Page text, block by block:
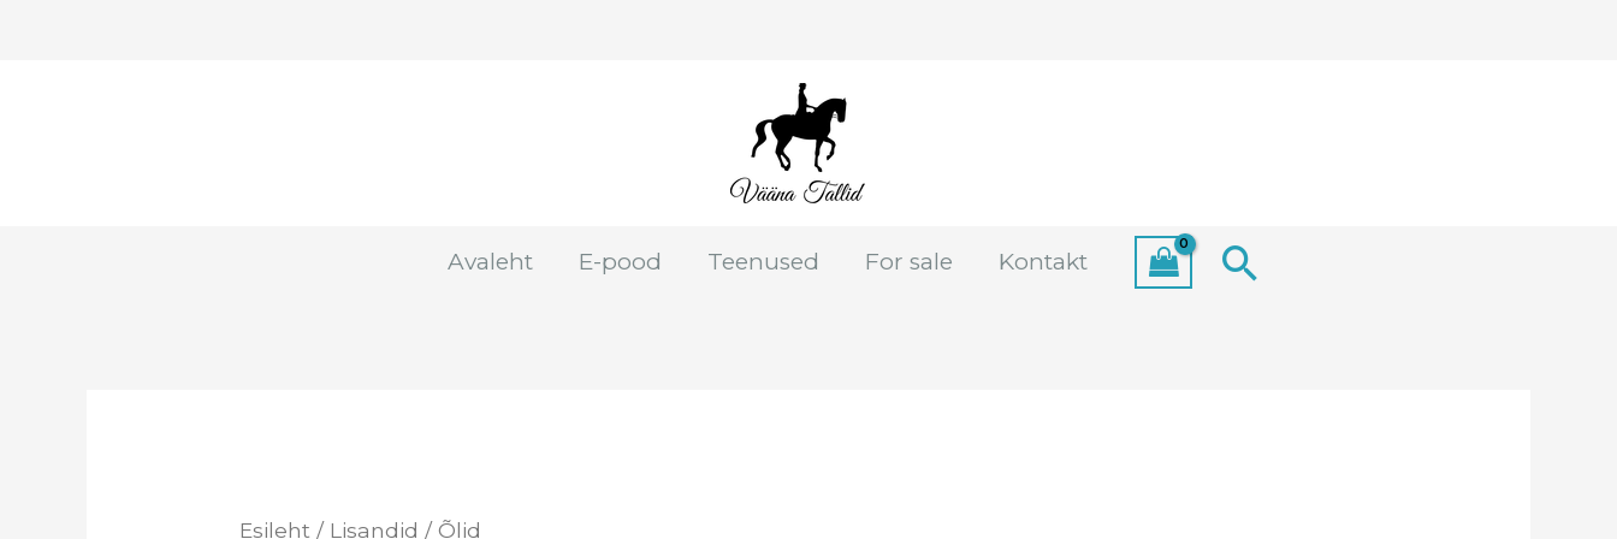
Avaleht E-pood Teenused For sale Kontakt Search
Esileht / Lisandid / Õlid